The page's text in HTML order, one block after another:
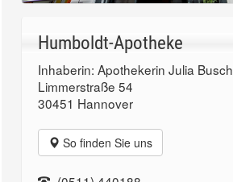
Humboldt-Apotheke
Inhaberin: Apothekerin Julia Busch
Limmerstraße 54
30451 Hannover
So finden Sie uns